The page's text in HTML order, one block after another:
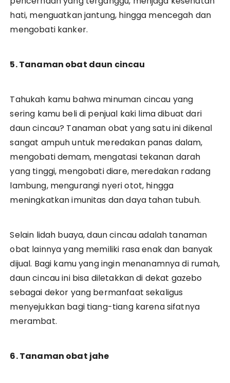
hati, menguatkan jantung, hingga mencegah dan
mengobati kanker.
5. Tanaman obat daun cincau
Tahukah kamu bahwa minuman cincau yang
sering kamu beli di penjual kaki lima dibuat dari
daun cincau? Tanaman obat yang satu ini dikenal
sangat ampuh untuk meredakan panas dalam,
mengobati demam, mengatasi tekanan darah
yang tinggi, mengobati diare, meredakan radang
lambung, mengurangi nyeri otot, hingga
meningkatkan imunitas dan daya tahan tubuh.
Selain lidah buaya, daun cincau adalah tanaman
obat lainnya yang memiliki rasa enak dan banyak
dijual. Bagi kamu yang ingin menanamnya di rumah,
daun cincau ini bisa diletakkan di dekat gazebo
sebagai dekor yang bermanfaat sekaligus
menyejukkan bagi tiang-tiang karena sifatnya
merambat.
6. Tanaman obat jahe